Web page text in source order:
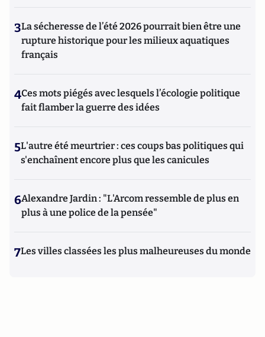
3La sécheresse de l’été 2026 pourrait bien être une
rupture historique pour les milieux aquatiques
français
4Ces mots piégés avec lesquels l’écologie politique
fait flamber la guerre des idées
5L'autre été meurtrier : ces coups bas politiques qui
s'enchaînent encore plus que les canicules
6Alexandre Jardin : "L'Arcom ressemble de plus en
plus à une police de la pensée"
7Les villes classées les plus malheureuses du monde